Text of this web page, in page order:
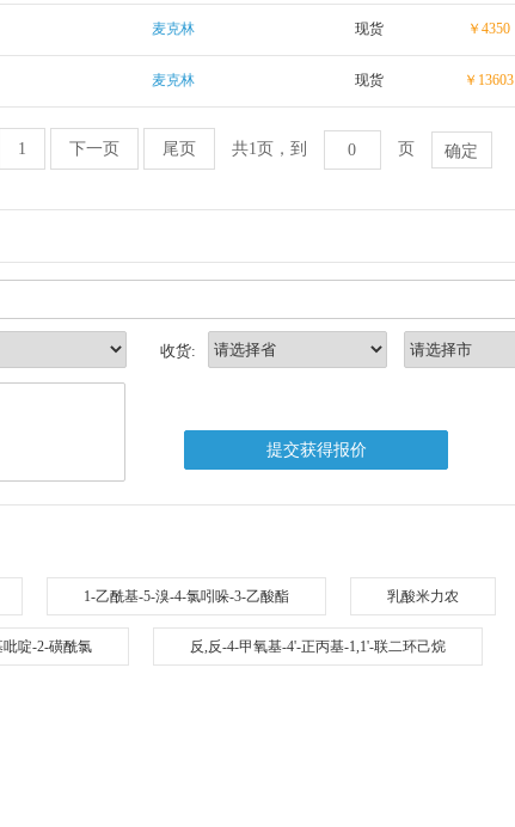
麦克林 现货 ￥4350
麦克林 现货 ￥13603
1 下一页 尾页 共1页，到 页
收货:
1-乙酰基-5-溴-4-氯吲哚-3-乙酸酯 乳酸米力农
吡啶-2-磺酰氯 反,反-4-甲氧基-4'-正丙基-1,1'-联二环己烷